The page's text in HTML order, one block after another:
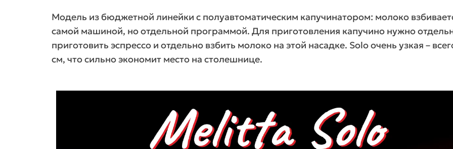
Модель из бюджетной линейки с полуавтоматическим капучинатором: молоко
самой машиной, но отдельной программой. Для приготовления капучино нужно
приготовить эспрессо и отдельно взбить молоко на этой насадке. Solo очень узкая –
см, что сильно экономит место на столешнице.